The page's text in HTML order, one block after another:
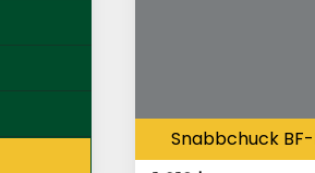
Snabbchuck BF-